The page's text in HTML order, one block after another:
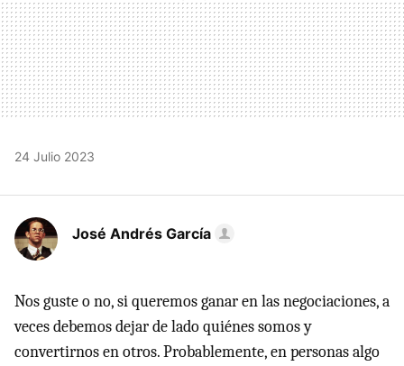
24 Julio 2023
José Andrés García
Nos guste o no, si queremos ganar en las negociaciones, a
veces debemos dejar de lado quiénes somos y
convertirnos en otros. Probablemente, en personas algo